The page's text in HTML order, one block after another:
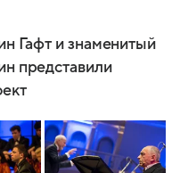
Гафт и знаменитый
представили